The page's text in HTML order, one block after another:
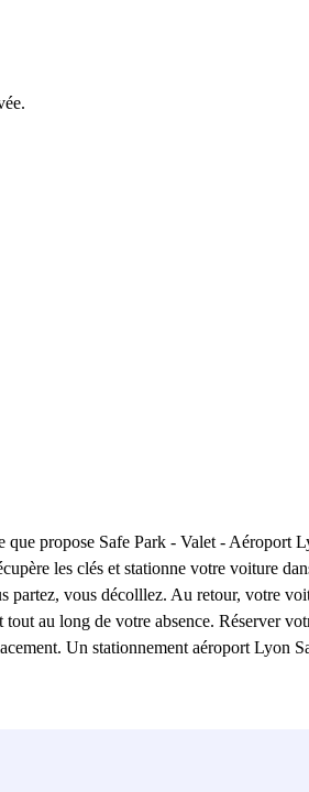
propose Safe Park - Valet - Aéroport
les clés et stationne votre voiture
vous décolllez. Au retour, votre
au long de votre absence. Réserver
Un stationnement aéroport Lyon